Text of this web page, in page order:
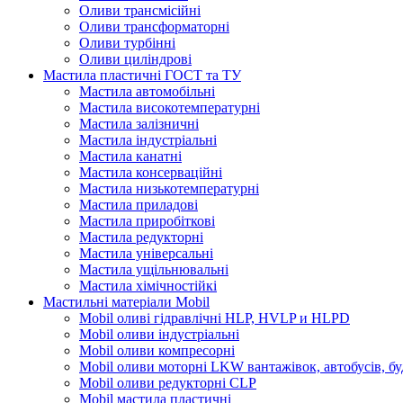
Оливи трансмісійні
Оливи трансформаторні
Оливи турбінні
Оливи циліндрові
Мастила пластичні ГОСТ та ТУ
Мастила автомобільні
Мастила високотемпературні
Мастила залізничні
Мастила індустріальні
Мастила канатні
Мастила консерваційні
Мастила низькотемпературні
Мастила приладові
Мастила приробіткові
Мастила редукторні
Мастила універсальні
Мастила ущільнювальні
Мастила хімічностійкі
Мастильні матеріали Mobil
Mobil оливі гідравлічні HLP, HVLP и HLPD
Mobil оливи індустріальні
Mobil оливи компресорні
Mobil оливи моторні LKW вантажівок, автобусів,
Mobil оливи редукторні CLP
Mobil мастила пластичні